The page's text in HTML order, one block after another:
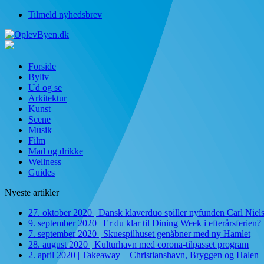
Tilmeld nyhedsbrev
Forside
Byliv
Ud og se
Arkitektur
Kunst
Scene
Musik
Film
Mad og drikke
Wellness
Guides
Nyeste artikler
27. oktober 2020 | Dansk klaverduo spiller nyfunden Carl
9. september 2020 | Er du klar til Dining Week i efterårsferien?
7. september 2020 | Skuespilhuset genåbner med ny Hamlet
28. august 2020 | Kulturhavn med corona-tilpasset program
2. april 2020 | Takeaway – Christianshavn, Bryggen og Halen